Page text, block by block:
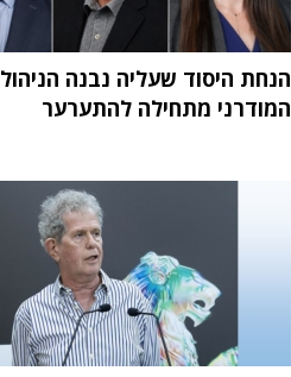
הנחת היסוד שעליה נבנה הניהול
המודרני מתחילה להתערער